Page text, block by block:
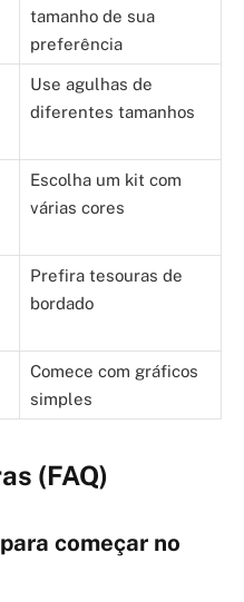
tamanho de sua
preferência
Use agulhas de
diferentes tamanhos
Escolha um kit com
várias cores
Prefira tesouras de
bordado
Comece com gráficos
simples
(FAQ)
começar no